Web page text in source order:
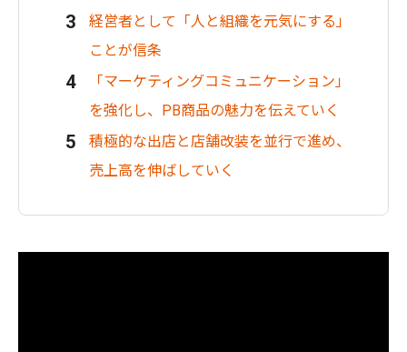
経営者として「人と組織を元気にする」
ことが信条
「マーケティングコミュニケーション」
を強化し、PB商品の魅力を伝えていく
積極的な出店と店舗改装を並行で進め、
売上高を伸ばしていく